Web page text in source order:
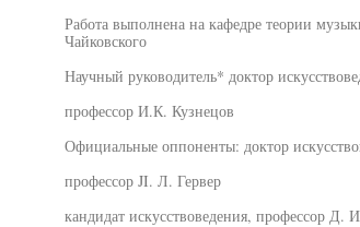
Работа выполнена на кафедре теории
Чайковского
Научный руководитель* доктор
профессор И.К. Кузнецов
Официальные оппоненты: доктор
профессор JI. Л. Гервер
кандидат искусствоведения, профессор Д.